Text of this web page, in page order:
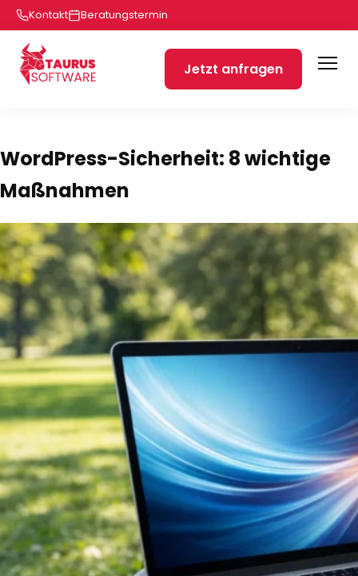
Kontakt Beratungstermin
Jetzt anfragen
WordPress-Sicherheit: 8 wichtige
Maßnahmen